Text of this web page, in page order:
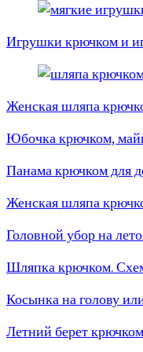
Игрушки крючком и
Женская шляпа
Юбочка крючком,
Панама крючком для
Женская шляпа
Головной убор на
Шляпка крючком.
Косынка на голову
Летний берет